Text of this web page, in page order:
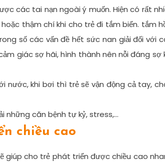
các tai nạn ngoài ý muốn. Hiện có rất
thậm chí khi cho trẻ đi tắm biển. tắm
số các vấn đề hết sức nan giải đối với
giác sợ hãi, hình thành nên nỗi đáng sợ
nước, khi bơi thì trẻ sẽ vận động cả tay,
những căn bệnh tự kỷ, stress,…
chiều cao
giúp cho trẻ phát triển được chiều cao